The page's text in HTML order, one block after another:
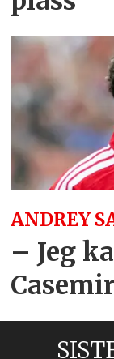
ANDREY
– Jeg